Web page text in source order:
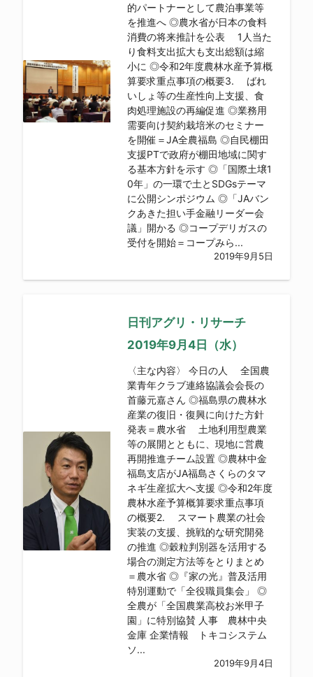
的パートナーとして農泊事業等
を推進へ ◎農水省が日本の食料
消費の将来推計を公表 1人当た
り食料支出拡大も支出総額は縮
小に ◎令和2年度農林水産予算概
算要求重点事項の概要3. ばれ
いしょ等の生産性向上支援、食
肉処理施設の再編促進 ◎業務用
需要向け契約栽培米のセミナー
を開催＝JA全農福島 ◎自民棚田
支援PTで政府が棚田地域に関す
る基本方針を示す ◎「国際土壌1
0年」の一環で土とSDGsテーマ
に公開シンポジウム ◎「JAバン
クあきた担い手金融リーダー会
議」開かる ◎コープデリガスの
受付を開始＝コープみら...
2019年9月5日
日刊アグリ・リサーチ
2019年9月4日（水）
〈主な内容〉 今日の人 全国農
業青年クラブ連絡協議会会長の
首藤元嘉さん ◎福島県の農林水
産業の復旧・復興に向けた方針
発表＝農水省 土地利用型農業
等の展開とともに、現地に営農
再開推進チーム設置 ◎農林中金
福島支店がJA福島さくらのタマ
ネギ生産拡大へ支援 ◎令和2年度
農林水産予算概算要求重点事項
の概要2. スマート農業の社会
実装の支援、挑戦的な研究開発
の推進 ◎穀粒判別器を活用する
場合の測定方法等をとりまとめ
＝農水省 ◎『家の光』普及活用
特別運動で「全役職員集会」 ◎
全農が「全国農業高校お米甲子
園」に特別協賛 人事 農林中央
金庫 企業情報 トキコシステム
ソ...
2019年9月4日